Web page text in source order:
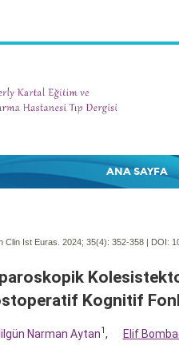
ANA SAYFA
Clin Ist Euras. 2024; 35(4): 352-358 | DOI:
Kognitif
Narman Aytan1 , Elif